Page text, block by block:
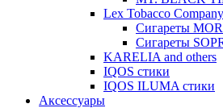
Lex Tobacco Company
Сигареты
Сигареты
KARELIA and others
IQOS стики
IQOS ILUMA стики
Аксессуары